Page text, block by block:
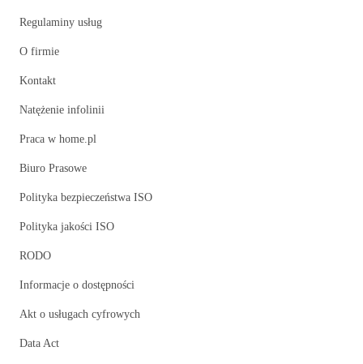
Regulaminy usług
O firmie
Kontakt
Natężenie infolinii
Praca w home.pl
Biuro Prasowe
Polityka bezpieczeństwa ISO
Polityka jakości ISO
RODO
Informacje o dostępności
Akt o usługach cyfrowych
Data Act